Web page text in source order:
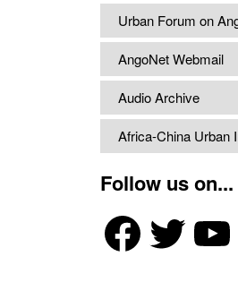
Urban Forum on
AngoNet Webmail
Audio Archive
Africa-China Urban
Follow us on...